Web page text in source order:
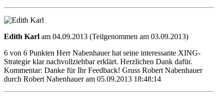
Edith Karl am 04.09.2013 (Teilgenommen am 03.09.2013)
6 von 6 Punkten Herr Nabenhauer hat seine interessante XING-
Strategie klar nachvollziehbar erklärt. Herzlichen Dank dafür.
Kommentar: Danke für Ihr Feedback! Gruss Robert Nabenhauer
durch Robert Nabenhauer am 05.09.2013 18:48:14